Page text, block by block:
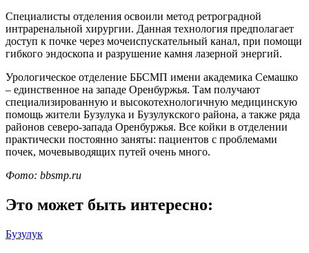
Специалисты отделения освоили метод ретроградной
интраренальной хирургии. Данная технология предполагает
доступ к почке через мочеиспускательный канал, при помощи
гибкого эндоскопа и разрушение камня лазерной энергий.
Урологическое отделение ББСМП имени академика Семашко
– единственное на западе Оренбуржья. Там получают
специализированную и высокотехнологичную медицинскую
помощь жители Бузулука и Бузулукского района, а также ряда
районов северо-запада Оренбуржья. Все койки в отделении
практически постоянно заняты: пациентов с проблемами
почек, мочевыводящих путей очень много.
Фото: bbsmp.ru
Это может быть интересно:
Бузулук